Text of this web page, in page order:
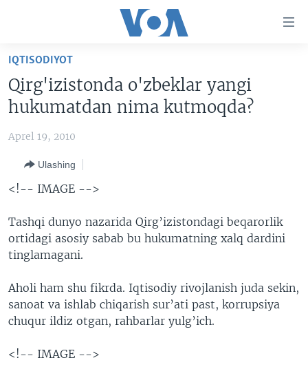
Boshiga
Qidiruvga
o'ting
AMERIKA
VATANDOSHLAR
MULTIMEDIA
AMERIKA MANZARALARI
XALQARO HAYOT
MOBIL-SALOM!
VIDEO
IJTIMOIY TARMOQLAR
FACEBOOK
INSTAGRAM
ODNOKLASSNIKI
INGLIZ TILI DARSLARI
Learning English
IQTISODIYOT
Qirg'izistonda o'zbeklar yangi
hukumatdan nima kutmoqda?
Aprel 19, 2010
Ulashing
<!-- IMAGE -->
Tashqi dunyo nazarida Qirg’izistondagi beqarorlik
ortidagi asosiy sabab bu hukumatning xalq dardini
tinglamagani.
Aholi ham shu fikrda. Iqtisodiy rivojlanish juda sekin,
sanoat va ishlab chiqarish sur’ati past, korrupsiya
chuqur ildiz otgan, rahbarlar yulg’ich.
<!-- IMAGE -->